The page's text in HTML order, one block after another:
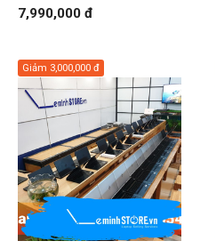
7,990,000 đ
Giảm 3,000,000 đ